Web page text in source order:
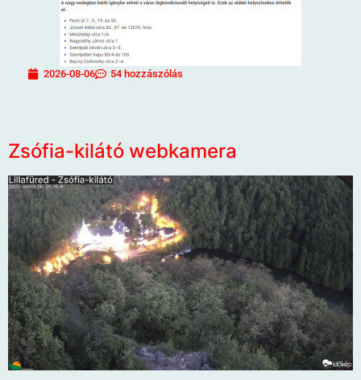
2026-08-06 54 hozzászólás
Zsófia-kilátó webkamera